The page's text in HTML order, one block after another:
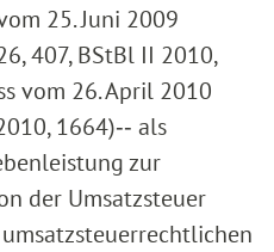
25. Juni 2009
407, BStBl II 2010,
vom 26. April 2010
1664)‑‑ als
zur
der Umsatzsteuer